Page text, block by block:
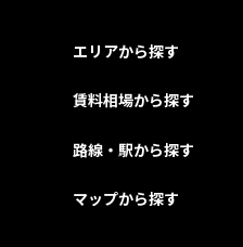
エリアから探す
賃料相場から探す
路線・駅から探す
マップから探す